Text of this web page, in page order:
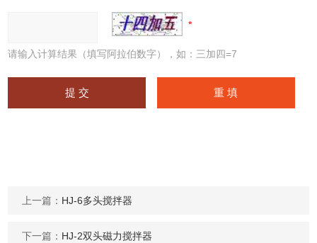
请输入计算结果（填写阿拉伯数字），如：三加四=7
上一篇： HJ-6多头搅拌器
下一篇： HJ-2双头磁力搅拌器